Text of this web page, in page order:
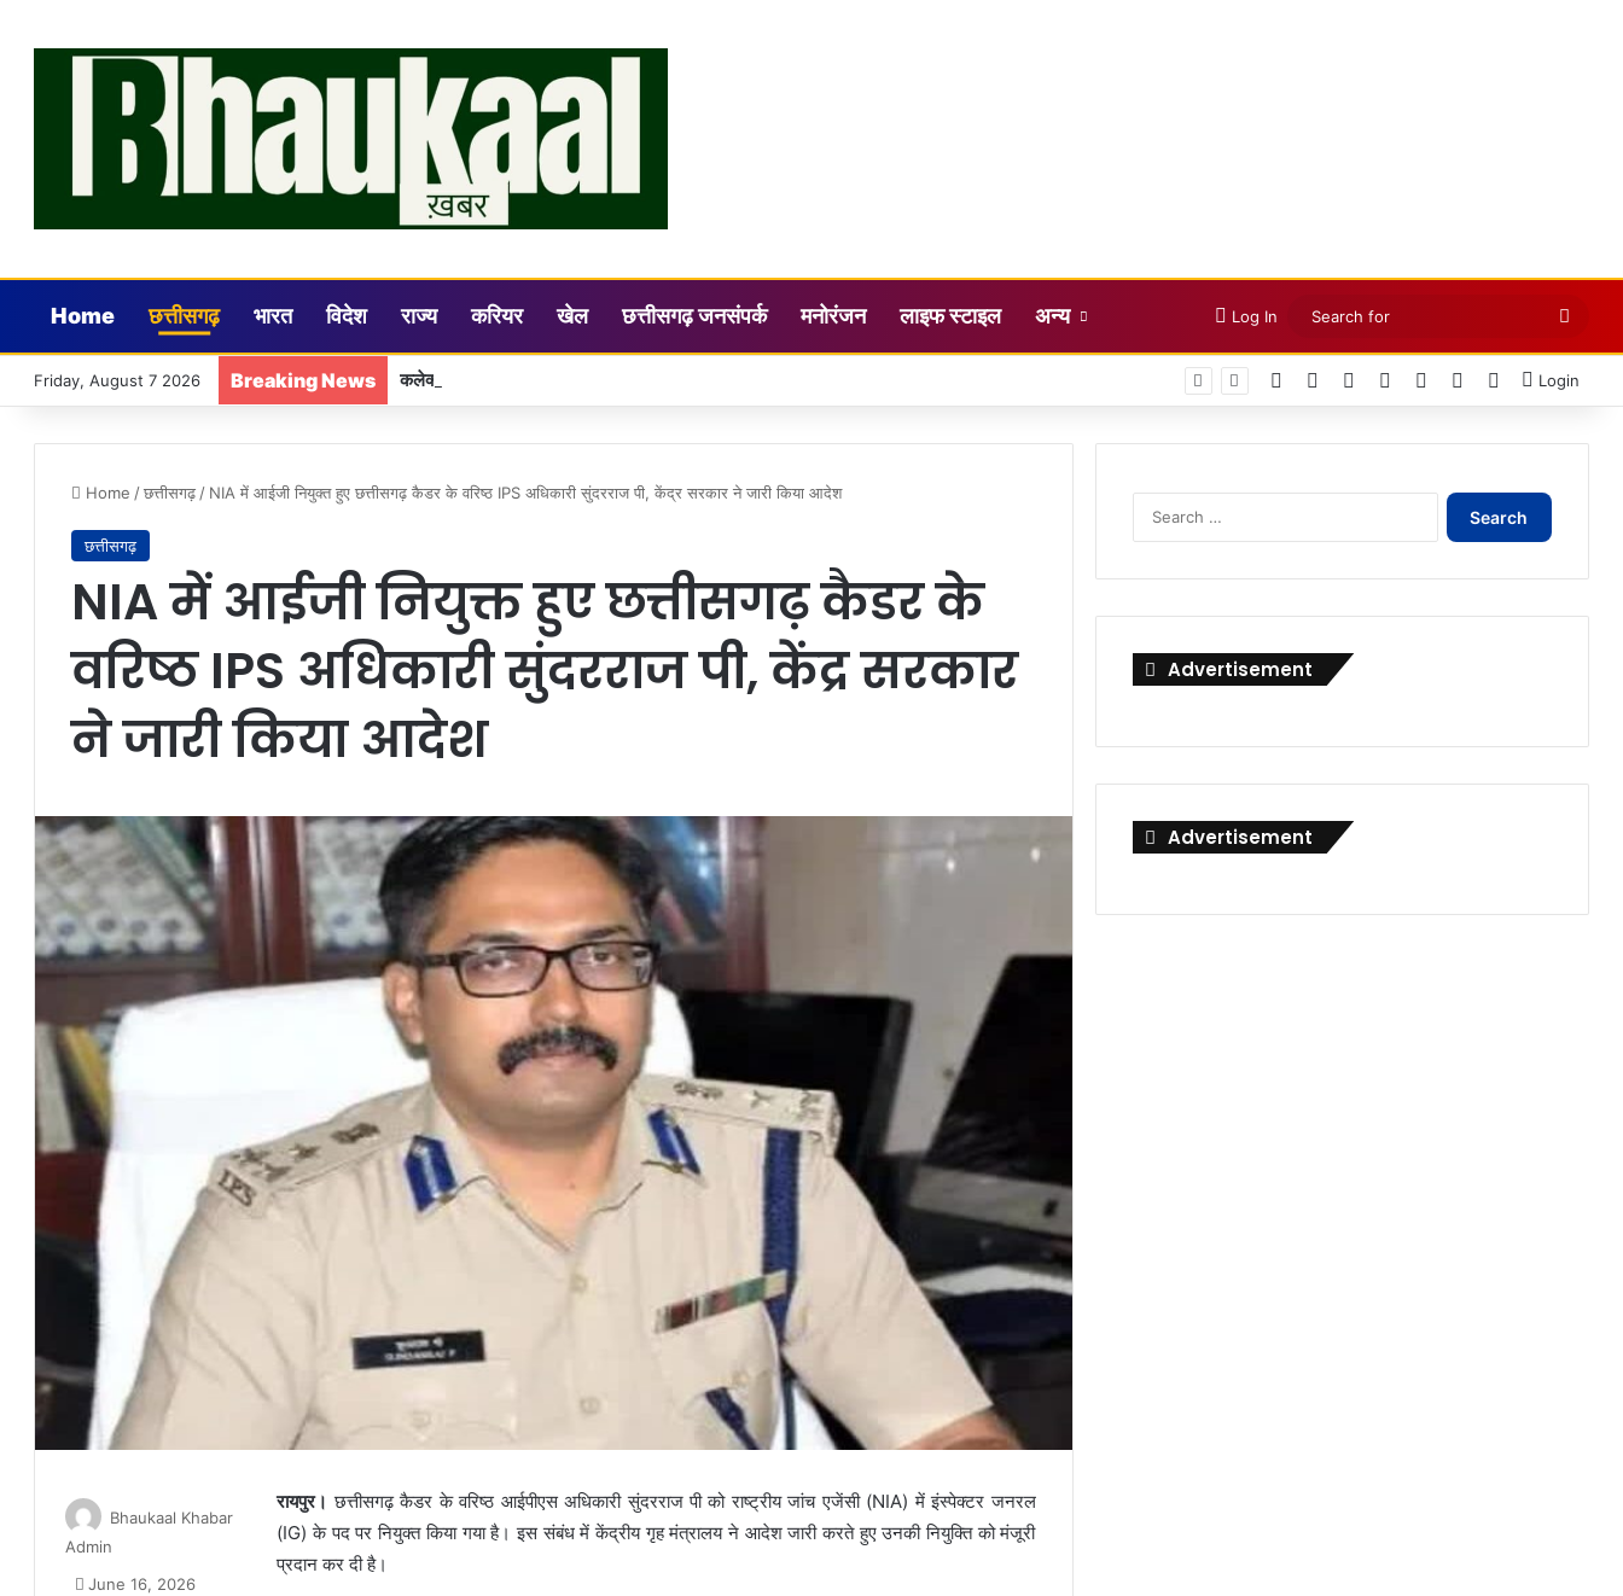
Home छत्तीसगढ़ भारत विदेश राज्य करियर खेल छत्तीसगढ़ जनसंपर्क मनोरंजन लाइफ स्टाइल अन्य Log In
for
Friday, August 7 2026 Breaking News कलेक्टर डॉ. गौरव सिंह की अध्यक्षता में जिला स्तरीय सलाहकार समिति (DLCC) की बैठक सम्पन्न Facebook LinkedInYouTubeInstagramTelegramWhatsApp
Login
Home / छत्तीसगढ़ / NIA में आईजी नियुक्त हुए छत्तीसगढ़ कैडर के वरिष्ठ IPS अधिकारी सुंदरराज पी, केंद्र सरकार ने जारी किया आदेश
छत्तीसगढ़
NIA में आईजी नियुक्त हुए छत्तीसगढ़ कैडर के
वरिष्ठ IPS अधिकारी सुंदरराज पी, केंद्र सरकार
ने जारी किया आदेश
रायपुर।छत्तीसगढ़ कैडर के वरिष्ठ आईपीएस अधिकारी सुंदरराज पी को राष्ट्रीय जांच एजेंसी (NIA) में इंस्पेक्टर जनरल
(IG) के पद पर नियुक्त किया गया है। इस संबंध में केंद्रीय गृह मंत्रालय ने आदेश जारी करते हुए उनकी नियुक्ति को मंजूरी
प्रदान कर दी है।
Bhaukaal Khabar
Admin
June 16, 2026
Search
Advertisement
Advertisement